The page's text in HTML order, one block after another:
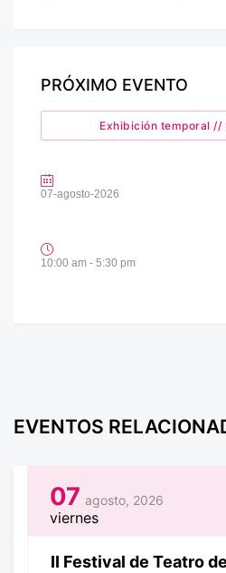
PRÓXIMO EVENTO
Exhibición temporal //
07-agosto-2026
10:00 am - 5:30 pm
EVENTOS
07 agosto, 2026
viernes
II Festival de Teatro